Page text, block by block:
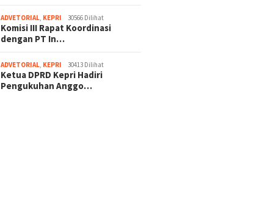
ADVETORIAL KEPRI 30566 Dilihat
Komisi III Rapat Koordinasi
dengan PT In…
ADVETORIAL KEPRI 30413 Dilihat
Ketua DPRD Kepri Hadiri
Pengukuhan Anggo…